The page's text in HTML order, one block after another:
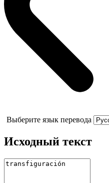
Выберите язык перевода
Исходный текст